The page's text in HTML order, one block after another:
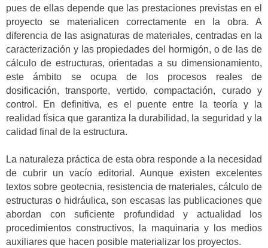
pues de ellas depende que las prestaciones previstas en el
proyecto se materialicen correctamente en la obra. A
diferencia de las asignaturas de materiales, centradas en la
caracterización y las propiedades del hormigón, o de las de
cálculo de estructuras, orientadas a su dimensionamiento,
este ámbito se ocupa de los procesos reales de
dosificación, transporte, vertido, compactación, curado y
control. En definitiva, es el puente entre la teoría y la
realidad física que garantiza la durabilidad, la seguridad y la
calidad final de la estructura.
La naturaleza práctica de esta obra responde a la necesidad
de cubrir un vacío editorial. Aunque existen excelentes
textos sobre geotecnia, resistencia de materiales, cálculo de
estructuras o hidráulica, son escasas las publicaciones que
abordan con suficiente profundidad y actualidad los
procedimientos constructivos, la maquinaria y los medios
auxiliares que hacen posible materializar los proyectos.